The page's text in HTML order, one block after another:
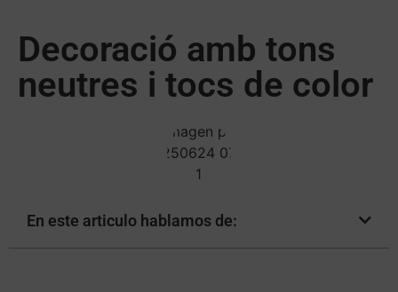
Decoració amb tons
neutres i tocs de color
En este articulo hablamos de: